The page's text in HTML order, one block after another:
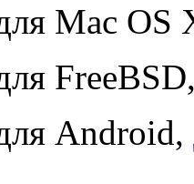
Mac OS
Android,